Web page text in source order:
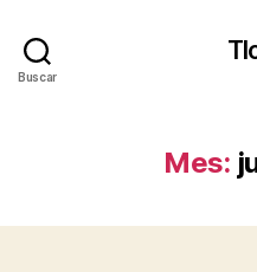
Buscar
Mes: